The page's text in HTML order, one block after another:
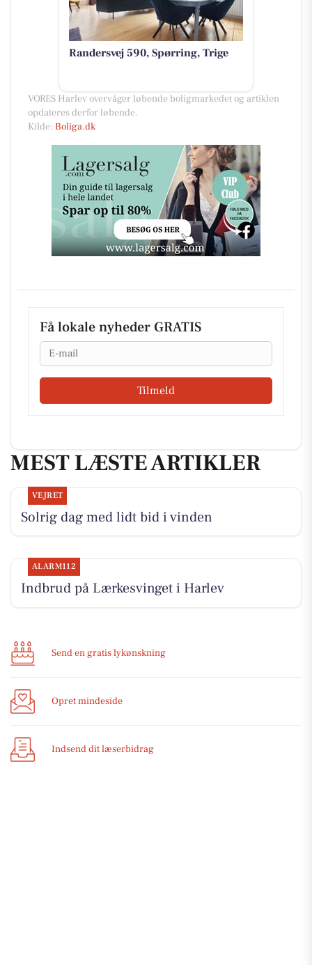
Randersvej 590, Spørring, Trige
VORES Harlev overvåger løbende boligmarkedet og artiklen
opdateres derfor løbende.
Kilde: Boliga.dk
Få lokale nyheder GRATIS
Email
Tilmeld
MEST LÆSTE ARTIKLER
VEJRET
Solrig dag med lidt bid i vinden
ALARM112
Indbrud på Lærkesvinget i Harlev
Send en gratis lykønskning
Opret mindeside
Indsend dit læserbidrag